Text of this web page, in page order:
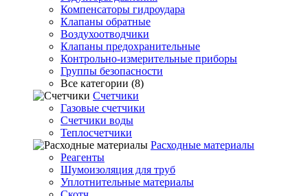
Компенсаторы гидроудара
Клапаны обратные
Воздухоотводчики
Клапаны предохранительные
Контрольно-измерительные приборы
Группы безопасности
Все категории (8)
Счетчики
Газовые счетчики
Счетчики воды
Теплосчетчики
Расходные материалы
Реагенты
Шумоизоляция для труб
Уплотнительные материалы